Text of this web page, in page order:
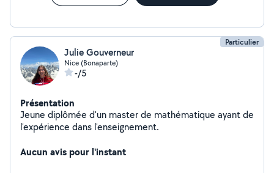
Particulier
Julie Gouverneur
Nice (Bonaparte)
-/5
Présentation
Jeune diplômée d'un master de mathématique ayant de
l'expérience dans l'enseignement.
Aucun avis pour l'instant